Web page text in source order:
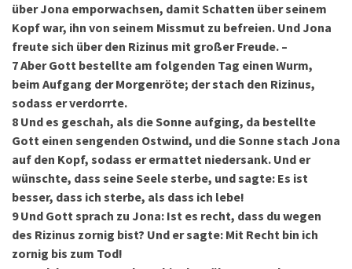
über Jona emporwachsen, damit Schatten über seinem
Kopf war, ihn von seinem Missmut zu befreien. Und Jona
freute sich über den Rizinus mit großer Freude. –
7Aber Gott bestellte am folgenden Tag einen Wurm,
beim Aufgang der Morgenröte; der stach den Rizinus,
sodass er verdorrte.
8 Und es geschah, als die Sonne aufging, da bestellte
Gott einen sengenden Ostwind, und die Sonne stach Jona
auf den Kopf, sodass er ermattet niedersank. Und er
wünschte, dass seine Seele sterbe, und sagte: Es ist
besser, dass ich sterbe, als dass ich lebe!
9 Und Gott sprach zu Jona: Ist es recht, dass du wegen
des Rizinus zornig bist? Und er sagte: Mit Recht bin ich
zornig bis zum Tod!